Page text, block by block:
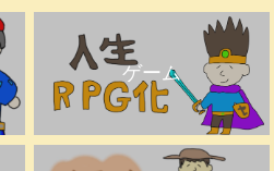
ゲーム